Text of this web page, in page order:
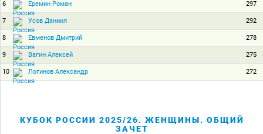
6 Еремин Роман 297
7 Усов Даниил 292
8 Евменов Дмитрий 278
9 Вагин Алексей 275
10 Логинов Александр 272
КУБОК РОССИИ 2025/26. ЖЕНЩИНЫ. ОБЩИЙ
ЗАЧЕТ